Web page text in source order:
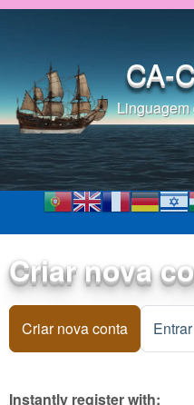
Pular
CA-
Linguagem
Criar nova
Criar nova conta (aba ativa)
Entrar
Instantly register with: